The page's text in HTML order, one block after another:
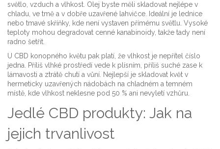
světlo, vzduch a vlhkost. Olej byste měli skladovat nejlépe v
chladu, ve tmě a v dobře uzavřené lahvičce. Ideální je lednice
nebo tmavé skříňky, kde není vystaven přímému světlu. Vysoké
teploty mohou degradovat cenné kanabinoidy, takže tady není
radno šetřit.
U CBD konopného květu pak platí, že vlhkost je nepřítel číslo
jedna. Příliš vlhké prostředí vede k plísním, příliš suché zase k
lámavosti a ztrátě chutí a vůní. Nejlepší je skladovat květ v
hermeticky uzavřených nádobách na chladném a temném
místě, kde vlhkost neklesne pod 50 % ani nevyletí vzhůru.
Jedlé CBD produkty: Jak na
jejich trvanlivost